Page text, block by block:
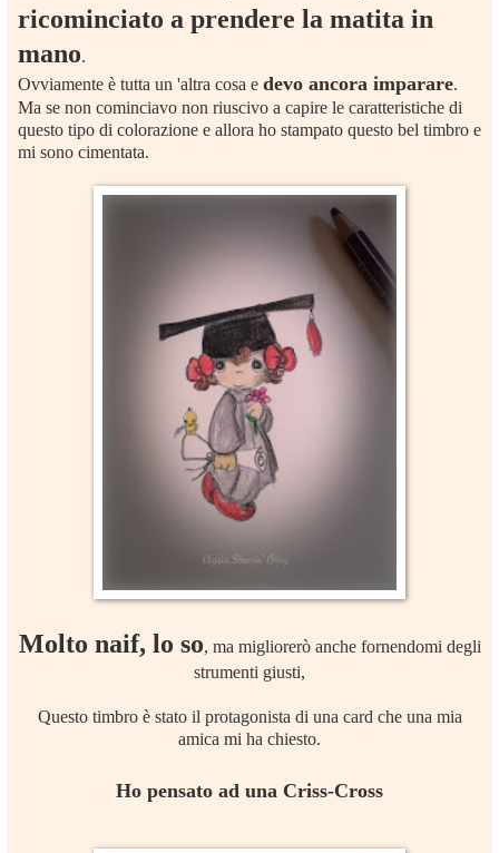
ricominciato a prendere la matita in
mano.
Ovviamente è tutta un 'altra cosa e devo ancora imparare.
Ma se non cominciavo non riuscivo a capire le caratteristiche di
questo tipo di colorazione e allora ho stampato questo bel timbro e
mi sono cimentata.
Molto naif, lo so, ma migliorerò anche fornendomi degli
strumenti giusti,
Questo timbro è stato il protagonista di una card che una mia
amica mi ha chiesto.
Ho pensato ad una Criss-Cross